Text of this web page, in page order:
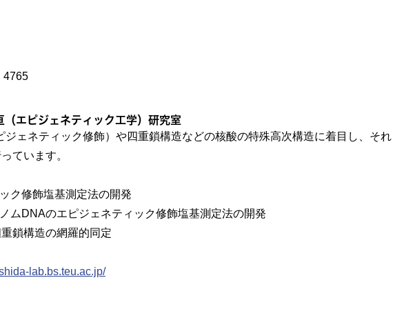
4765
エピジェネティック工学）研究室
ェネティック修飾）や四重鎖構造などの核酸の特殊高次構造に着目し、そ
ています。
ク修飾塩基測定法の開発
ムDNAのエピジェネティック修飾塩基測定法の開発
鎖構造の網羅的同定
lab.bs.teu.ac.jp/